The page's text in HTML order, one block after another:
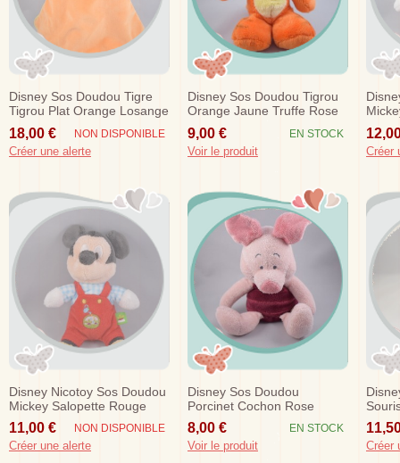
Disney Sos Doudou Tigre
Tigrou Plat Orange Losange
Laine Nicotoy
18,00 € NON DISPONIBLE
Créer une alerte
Disney Sos Doudou Tigrou
Orange Jaune Truffe Rose
Nicotoy Peluche
9,00 € EN STOCK
Voir le produit Créer
Disney Nicotoy Sos Doudou
Mickey Salopette Rouge
Jardinier Arrosoir 15 Cm
11,00 € NON DISPONIBLE
Créer une alerte
Disney Sos Doudou
Porcinet Cochon Rose
Pastel 22 Cm
8,00 € EN STOCK
Voir le produit Créer